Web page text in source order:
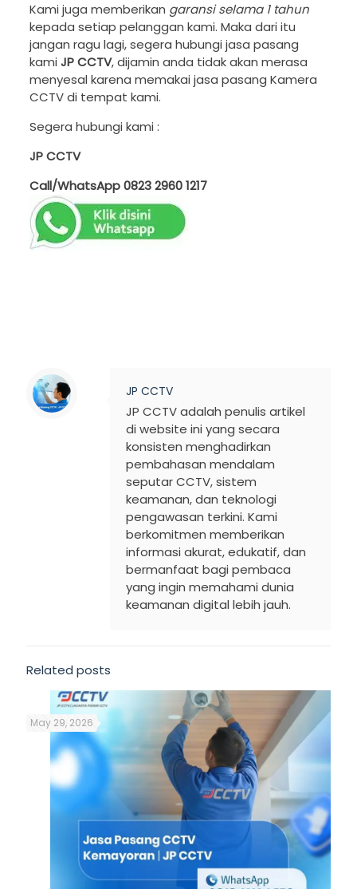
Kami juga memberikan garansi selama 1 tahun
kepada setiap pelanggan kami. Maka dari itu
jangan ragu lagi, segera hubungi jasa pasang
kami JP CCTV, dijamin anda tidak akan merasa
menyesal karena memakai jasa pasang Kamera
CCTV di tempat kami.
Segera hubungi kami :
JP CCTV
Call/WhatsApp0823 2960 1217
JP CCTV
JP CCTV adalah penulis artikel
di website ini yang secara
konsisten menghadirkan
pembahasan mendalam
seputar CCTV, sistem
keamanan, dan teknologi
pengawasan terkini. Kami
berkomitmen memberikan
informasi akurat, edukatif, dan
bermanfaat bagi pembaca
yang ingin memahami dunia
keamanan digital lebih jauh.
Related posts
May 29, 2026